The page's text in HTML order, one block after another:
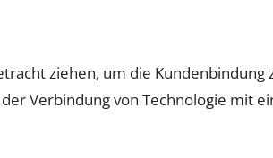
ziehen, um die Kundenbindung
Verbindung von Technologie mit